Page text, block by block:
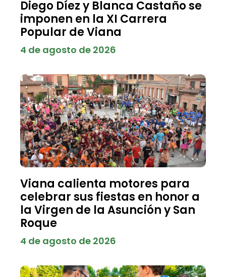
Diego Díez y Blanca Castaño se
imponen en la XI Carrera
Popular de Viana
4 de agosto de 2026
Viana calienta motores para
celebrar sus fiestas en honor a
la Virgen de la Asunción y San
Roque
4 de agosto de 2026